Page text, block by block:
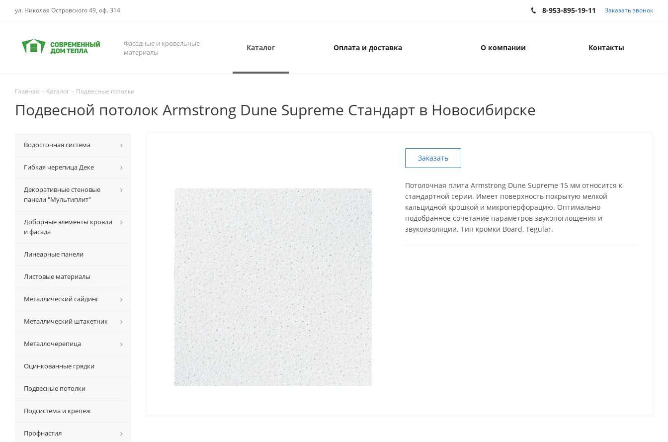
ул. Николая Островского 49, оф. 314 8-953-895-19-11 Заказать звонок
Фасадные и кровельные
материалы
Каталог Оплата и доставка О компании Контакты
Главная - Каталог - Подвесные потолки
Подвесной потолок Armstrong Dune Supreme Стандарт в Новосибирске
Заказать
Потолочная плита Armstrong Dune Supreme 15 мм относится к
стандартной серии. Имеет поверхность покрытую мелкой
кальцидной крошкой и микроперфорацию. Оптимально
подобранное сочетание параметров звукопоглощения и
звукоизоляции. Тип кромки Board, Tegular.
Водосточная система
Гибкая черепица Деке
Декоративные стеновые
панели "Мультиплит"
Доборные элементы кровли
и фасада
Линеарные панели
Листовые материалы
Металлический сайдинг
Металлический штакетник
Металлочерепица
Оцинкованные грядки
Подвесные потолки
Подсистема и крепеж
Профнастил